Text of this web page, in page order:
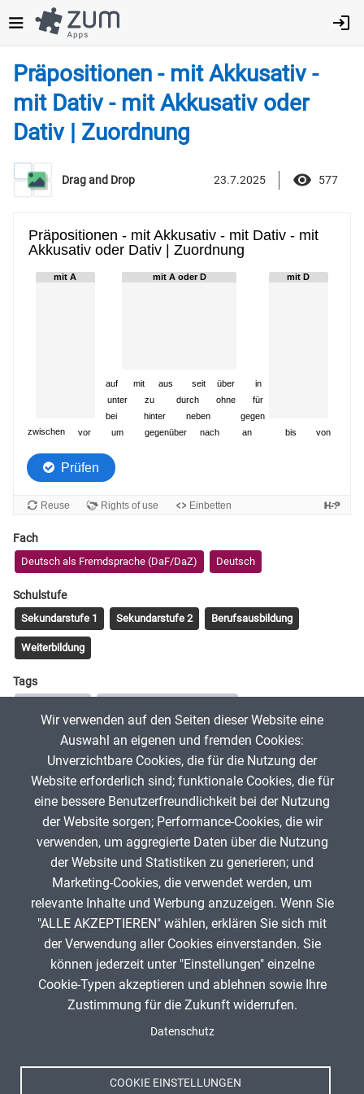
zum
Inhalt
Präpositionen - mit Akkusativ -
mit Dativ - mit Akkusativ oder
Dativ | Zuordnung
Drag and Drop 23.7.2025 577
Fach
Deutsch als Fremdsprache (DaF/DaZ) Deutsch
Schulstufe
Sekundarstufe 1 Sekundarstufe 2 Berufsausbildung
Weiterbildung
Tags
Präpositionen mit Dativ Wechselpräpositionen
23. Juli 2025
App melden
ANZEIGE
Spenden
Impressum
Wir verwenden auf den Seiten dieser Website eine
Auswahl an eigenen und fremden Cookies:
Unverzichtbare Cookies, die für die Nutzung der
Website erforderlich sind; funktionale Cookies, die für
eine bessere Benutzerfreundlichkeit bei der Nutzung
der Website sorgen; Performance-Cookies, die wir
verwenden, um aggregierte Daten über die Nutzung
der Website und Statistiken zu generieren; und
Marketing-Cookies, die verwendet werden, um
relevante Inhalte und Werbung anzuzeigen. Wenn Sie
"ALLE AKZEPTIEREN" wählen, erklären Sie sich mit
der Verwendung aller Cookies einverstanden. Sie
können jederzeit unter "Einstellungen" einzelne
Cookie-Typen akzeptieren und ablehnen sowie Ihre
Zustimmung für die Zukunft widerrufen.
Datenschutz
COOKIE EINSTELLUNGEN